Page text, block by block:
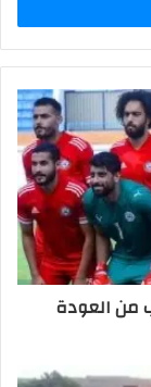
2 -1 ويقترب من العودة